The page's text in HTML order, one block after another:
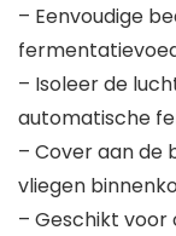
– Eenvoudige
– Isoleer de
automatische
– Cover aan de
vliegen
– Geschikt voor